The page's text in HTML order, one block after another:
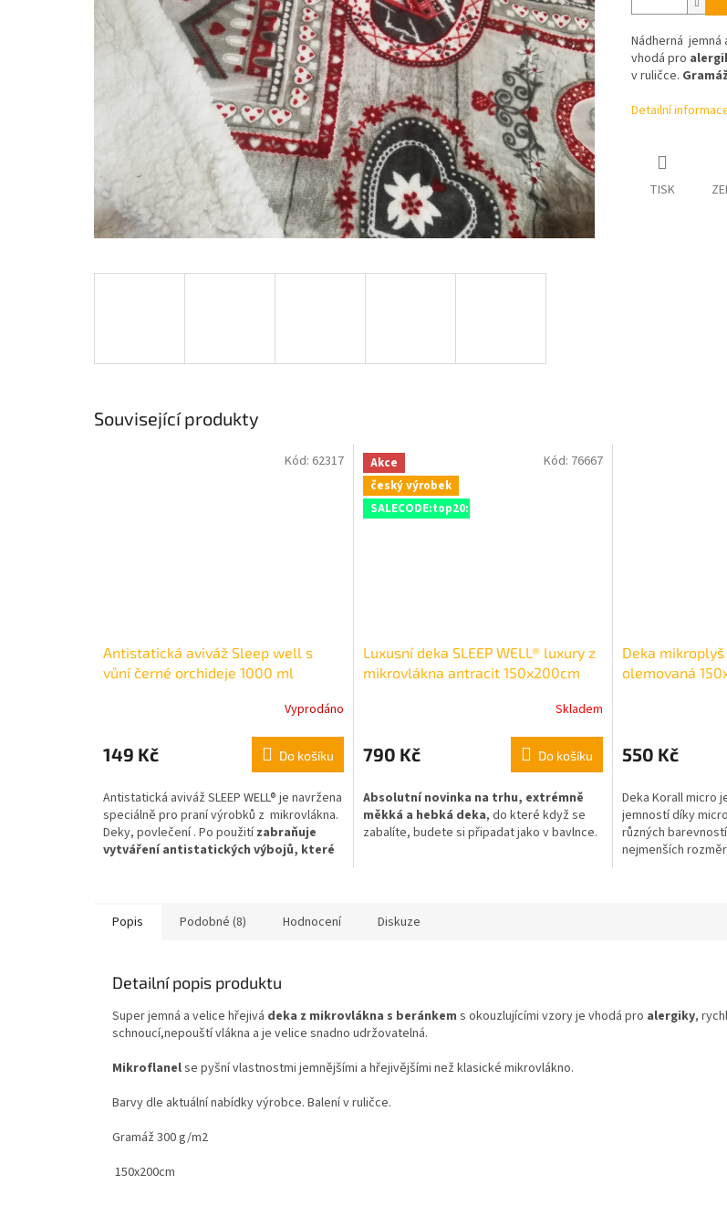
Nádherná jemná
vhodá pro
v ruličce.
Detailní
TISK
Související produkty
Antistatická aviváž Sleep well s
vůní černé orchideje 1000 ml
produktu
je
z
5
hvězdiček.
Vyprodáno
149 Kč Do košíku
Antistatická aviváž SLEEP WELL® je navržena
speciálně pro praní výrobků z mikrovlákna.
Deky, povlečení . Po použitízabraňuje
vytváření antistatických výbojů, které
Kód: 62317
Akce
český výrobek
SALECODE:top20:20:%
Luxusní deka SLEEP WELL® luxury z
mikrovlákna antracit 150x200cm
Skladem
790 Kč Do košíku
Absolutní novinka na trhu, extrémně
měkká a hebká deka, do které když se
zabalíte, budete si připadat jako v bavlnce.
Kód: 76667
Deka
olemovaná
550 Kč
Deka Korall micro
jemností díky
různých
nejmenších
Popis Podobné (8) Hodnocení Diskuze
Detailní popis produktu
Super jemná a velice hřejivá deka z mikrovlákna s beránkem s okouzlujícími vzory je vhodá pro alergiky,
schnoucí,nepouští vlákna a je velice snadno udržovatelná.
Mikroflanelse pyšní vlastnostmi jemnějšími a hřejivějšími než klasické mikrovlákno.
Barvy dle aktuální nabídky výrobce. Balení v ruličce.
Gramáž 300 g/m2
150x200cm